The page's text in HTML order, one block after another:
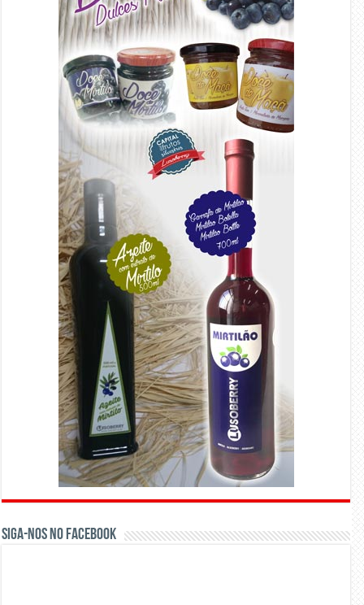
Siga-nos no Facebook